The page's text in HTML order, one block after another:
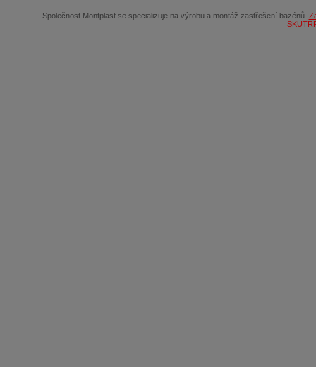
Společnost Montplast se specializuje na výrobu a montáž zastřešení bazénů.